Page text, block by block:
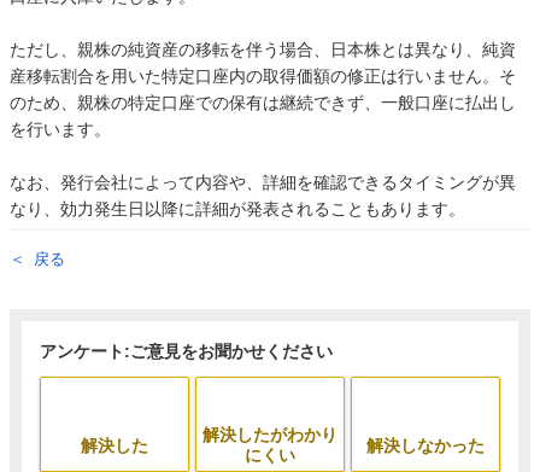
ただし、親株の純資産の移転を伴う場合、日本株とは異なり、純資
産移転割合を用いた特定口座内の取得価額の修正は行いません。そ
のため、親株の特定口座での保有は継続できず、一般口座に払出し
を行います。
なお、発行会社によって内容や、詳細を確認できるタイミングが異
なり、効力発生日以降に詳細が発表されることもあります。
戻る
アンケート:ご意見をお聞かせください
解決した
解決したがわかり
にくい
解決しなかった